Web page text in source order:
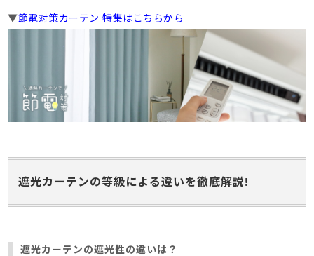
▼節電対策カーテン 特集はこちらから
遮光カーテンの等級による違いを徹底解説!
遮光カーテンの遮光性の違いは？